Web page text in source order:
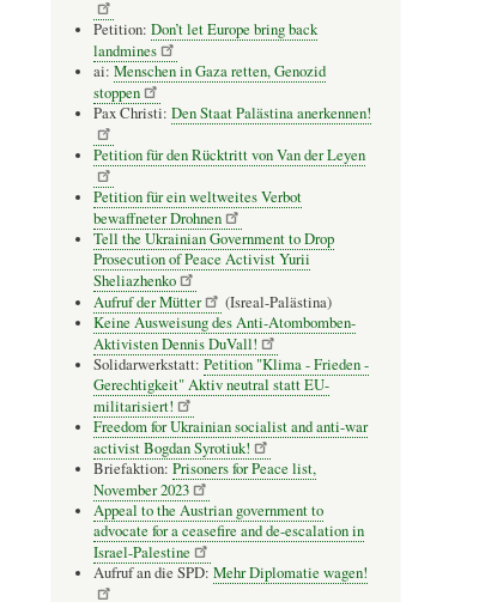
Petition: Don’t let Europe bring back
landmines
ai: Menschen in Gaza retten, Genozid
stoppen
Pax Christi: Den Staat Palästina anerkennen!
Petition für den Rücktritt von Van der Leyen
Petition für ein weltweites Verbot
bewaffneter Drohnen
Tell the Ukrainian Government to Drop
Prosecution of Peace Activist Yurii
Sheliazhenko
Aufruf der Mütter
(Isreal-Palästina)
Keine Ausweisung des Anti-Atombomben-
Aktivisten Dennis DuVall!
Solidarwerkstatt: Petition "Klima - Frieden -
Gerechtigkeit" Aktiv neutral statt EU-
militarisiert!
Freedom for Ukrainian socialist and anti-war
activist Bogdan Syrotiuk!
Briefaktion: Prisoners for Peace list,
November 2023
Appeal to the Austrian government to
advocate for a ceasefire and de-escalation in
Israel-Palestine
Aufruf an die SPD: Mehr Diplomatie wagen!